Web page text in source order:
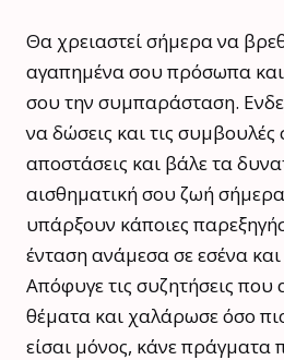
Θα χρειαστεί σήμερα να
αγαπημένα σου πρόσωπα και
σου την συμπαράσταση.
να δώσεις και τις
αποστάσεις και βάλε τα
αισθηματική σου ζωή
υπάρξουν κάποιες
ένταση ανάμεσα σε εσένα
Απόφυγε τις συζητήσεις
θέματα και χαλάρωσε όσο
είσαι μόνος, κάνε πράγματα